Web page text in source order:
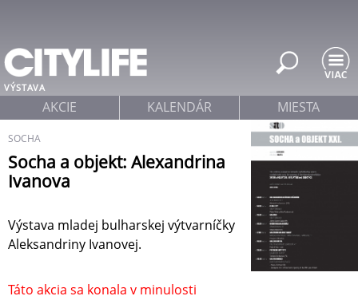
VÝSTAVA
SOCHA
Socha a objekt: Alexandrina
Ivanova
Výstava mladej bulharskej výtvarníčky
Aleksandriny Ivanovej.
Táto akcia sa konala v minulosti
AKCIE KALENDÁR MIESTA